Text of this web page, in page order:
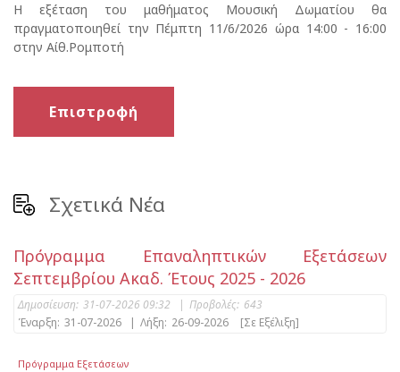
Η εξέταση του μαθήματος Μουσική Δωματίου θα
πραγματοποιηθεί την Πέμπτη 11/6/2026 ώρα 14:00 - 16:00
στην Αίθ.Ρομποτή
Επιστροφή
Σχετικά Νέα
Πρόγραμμα Επαναληπτικών Εξετάσεων
Σεπτεμβρίου Ακαδ. Έτους 2025 - 2026
Δημοσίευση: 31-07-2026 09:32 | Προβολές: 643
Έναρξη: 31-07-2026 | Λήξη: 26-09-2026 [Σε Εξέλιξη]
Πρόγραμμα Εξετάσεων